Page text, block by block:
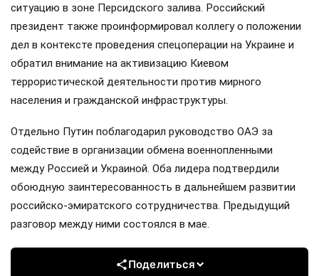
ситуацию в зоне Персидского залива. Российский
президент также проинформировал коллегу о положении
дел в контексте проведения спецоперации на Украине и
обратил внимание на активизацию Киевом
террористической деятельности против мирного
населения и гражданской инфраструктуры.
Отдельно Путин поблагодарил руководство ОАЭ за
содействие в организации обмена военнопленными
между Россией и Украиной. Оба лидера подтвердили
обоюдную заинтересованность в дальнейшем развитии
российско-эмиратского сотрудничества. Предыдущий
разговор между ними состоялся в мае.
Поделиться